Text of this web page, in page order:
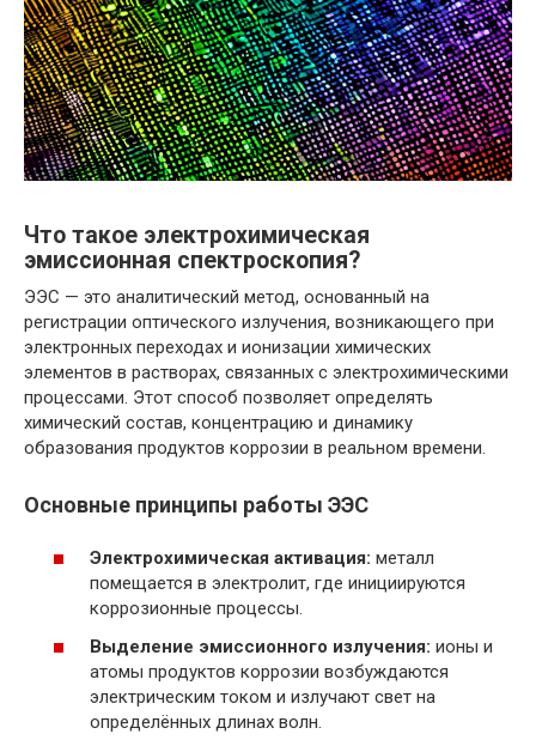
Что такое электрохимическая
эмиссионная спектроскопия?
ЭЭС — это аналитический метод, основанный на
регистрации оптического излучения, возникающего при
электронных переходах и ионизации химических
элементов в растворах, связанных с электрохимическими
процессами. Этот способ позволяет определять
химический состав, концентрацию и динамику
образования продуктов коррозии в реальном времени.
Основные принципы работы ЭЭС
Электрохимическая активация: металл
помещается в электролит, где инициируются
коррозионные процессы.
Выделение эмиссионного излучения: ионы и
атомы продуктов коррозии возбуждаются
электрическим током и излучают свет на
определённых длинах волн.